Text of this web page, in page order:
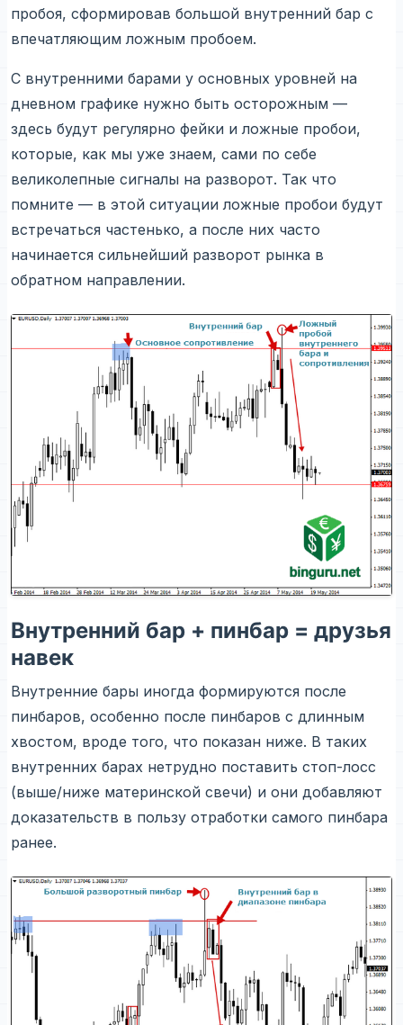
пробоя, сформировав большой внутренний бар с
впечатляющим ложным пробоем.
С внутренними барами у основных уровней на
дневном графике нужно быть осторожным —
здесь будут регулярно фейки и ложные пробои,
которые, как мы уже знаем, сами по себе
великолепные сигналы на разворот. Так что
помните — в этой ситуации ложные пробои будут
встречаться частенько, а после них часто
начинается сильнейший разворот рынка в
обратном направлении.
Внутренний бар + пинбар = друзья
навек
Внутренние бары иногда формируются после
пинбаров, особенно после пинбаров с длинным
хвостом, вроде того, что показан ниже. В таких
внутренних барах нетрудно поставить стоп-лосс
(выше/ниже материнской свечи) и они добавляют
доказательств в пользу отработки самого пинбара
ранее.